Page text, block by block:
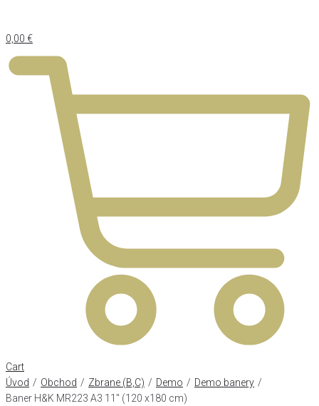
0,00 €
Cart
Úvod / Obchod / Zbrane (B,C) / Demo / Demo banery /
Baner H&K MR223 A3 11" (120 x180 cm)